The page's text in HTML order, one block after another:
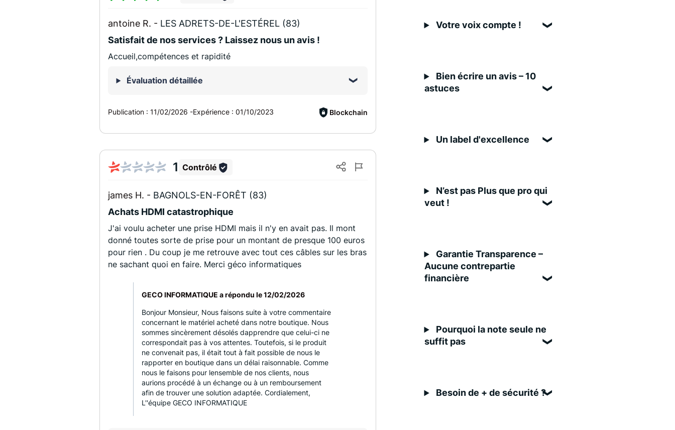
antoine R. - LES ADRETS-DE-L'ESTÉREL (83)
Satisfait de nos services ? Laissez nous un avis !
Accueil,compétences et rapidité
Évaluation détaillée
Publication :11/02/2026 -Expérience :01/10/2023 Blockchain
1 Contrôlé
james H. - BAGNOLS-EN-FORÊT (83)
Achats HDMI catastrophique
J'ai voulu acheter une prise HDMI mais il n'y en avait pas. Il mont
donné toutes sorte de prise pour un montant de presque 100 euros
pour rien . Du coup je me retrouve avec tout ces câbles sur les bras
ne sachant quoi en faire. Merci géco informatiques
GECO INFORMATIQUE a répondu le12/02/2026
Bonjour Monsieur, Nous faisons suite à votre commentaire
concernant le matériel acheté dans notre boutique. Nous
sommes sincèrement désolés dapprendre que celui-ci ne
correspondait pas à vos attentes. Toutefois, si le produit
ne convenait pas, il était tout à fait possible de nous le
rapporter en boutique dans un délai raisonnable. Comme
nous le faisons pour lensemble de nos clients, nous
aurions procédé à un échange ou à un remboursement
afin de trouver une solution adaptée. Cordialement,
L''équipe GECO INFORMATIQUE
Votre voix compte !
Bien écrire un avis – 10
astuces
Un label d'excellence
N’est pas Plus que pro qui
veut !
Garantie Transparence –
Aucune contrepartie
financière
Pourquoi la note seule ne
suffit pas
Besoin de + de sécurité ?